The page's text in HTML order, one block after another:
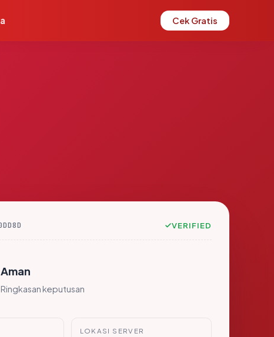
Cek Gratis
VERIFIED
Aman
Ringkasan keputusan
LOKASI SERVER